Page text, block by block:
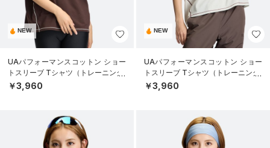
NEW
UAパフォーマンスコットン ショー
トスリーブ Tシャツ（トレーニング/
WOMEN）
￥3,960
NEW
UAパフォーマンスコットン ショー
トスリーブ Tシャツ（トレーニング/
WOMEN）
￥3,960